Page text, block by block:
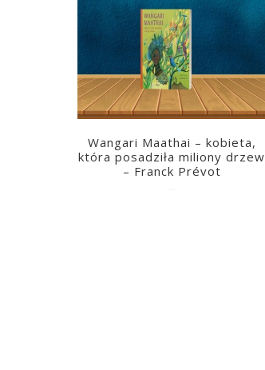
Wangari Maathai – kobieta,
która posadziła miliony drzew
– Franck Prévot